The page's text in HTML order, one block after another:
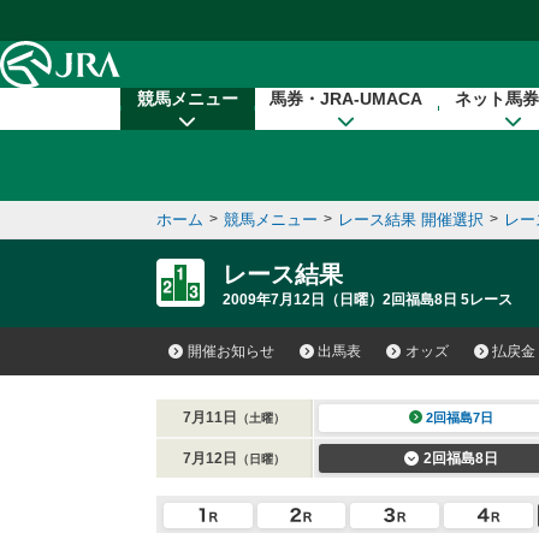
競馬メニュー 馬券・JRA-UMACA ネット馬
ホーム > 競馬メニュー > レース結果 開催選択 > レ
レース結果
2009年7月12日（日曜）2回福島8日 5レース
開催お知らせ 出馬表 オッズ 払戻金
7月11日 （土曜） 2回福島7日
7月12日 （日曜） 2回福島8日